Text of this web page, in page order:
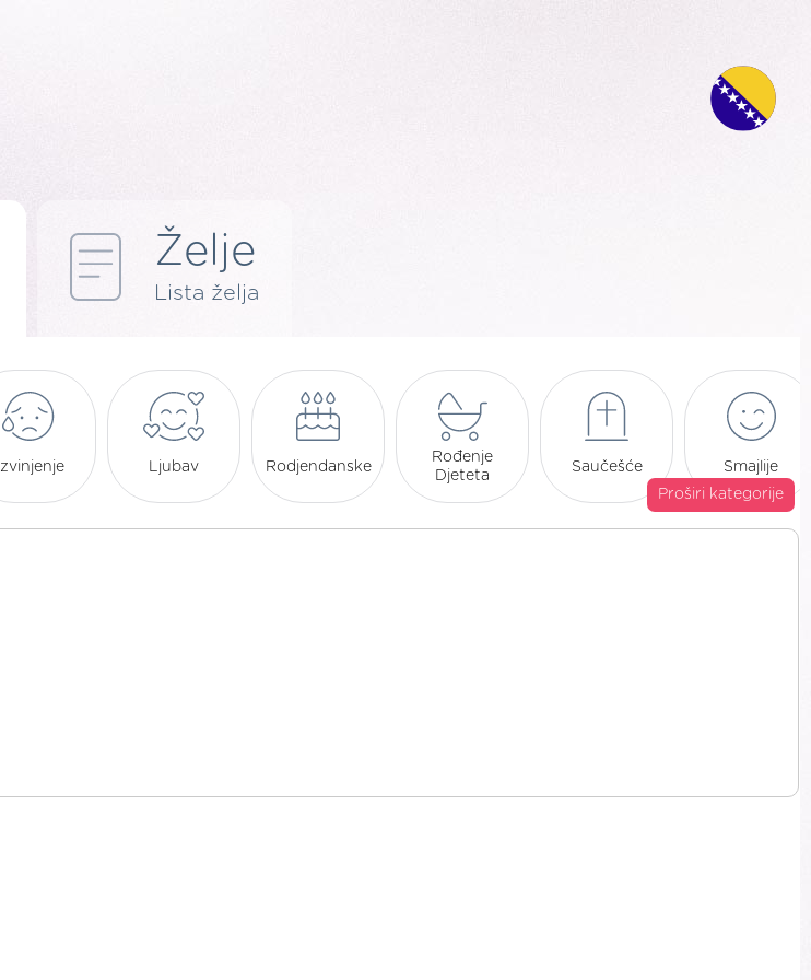
Želje
Lista želja
Izvinjenje Ljubav Rodjendanske
Rođenje
Djeteta
Saučešće
Smajlije
Proširi kategorije